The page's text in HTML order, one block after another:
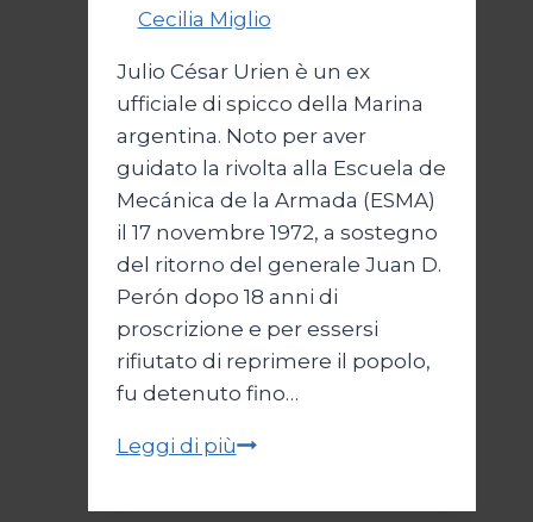
Cecilia Miglio
Julio César Urien è un ex
ufficiale di spicco della Marina
argentina. Noto per aver
guidato la rivolta alla Escuela de
Mecánica de la Armada (ESMA)
il 17 novembre 1972, a sostegno
del ritorno del generale Juan D.
Perón dopo 18 anni di
proscrizione e per essersi
rifiutato di reprimere il popolo,
fu detenuto fino…
Leggi di piùParallelo
la